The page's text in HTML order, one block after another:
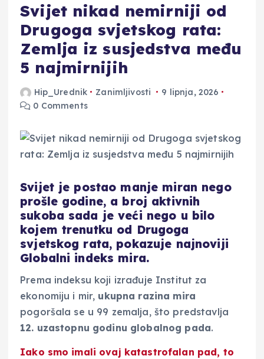
Svijet nikad nemirniji od
Drugoga svjetskog rata:
Zemlja iz susjedstva među
5 najmirnijih
Hip_Urednik Zanimljivosti
9 lipnja, 2026
0 Comments
Svijet je postao manje miran nego
prošle godine, a broj aktivnih
sukoba sada je veći nego u bilo
kojem trenutku od Drugoga
svjetskog rata, pokazuje najnoviji
Globalni indeks mira.
Prema indeksu koji izrađuje Institut za
ekonomiju i mir, ukupna razina mira
pogoršala se u 99 zemalja, što predstavlja
12. uzastopnu godinu globalnog pada.
Iako smo imali ovaj katastrofalan pad, to